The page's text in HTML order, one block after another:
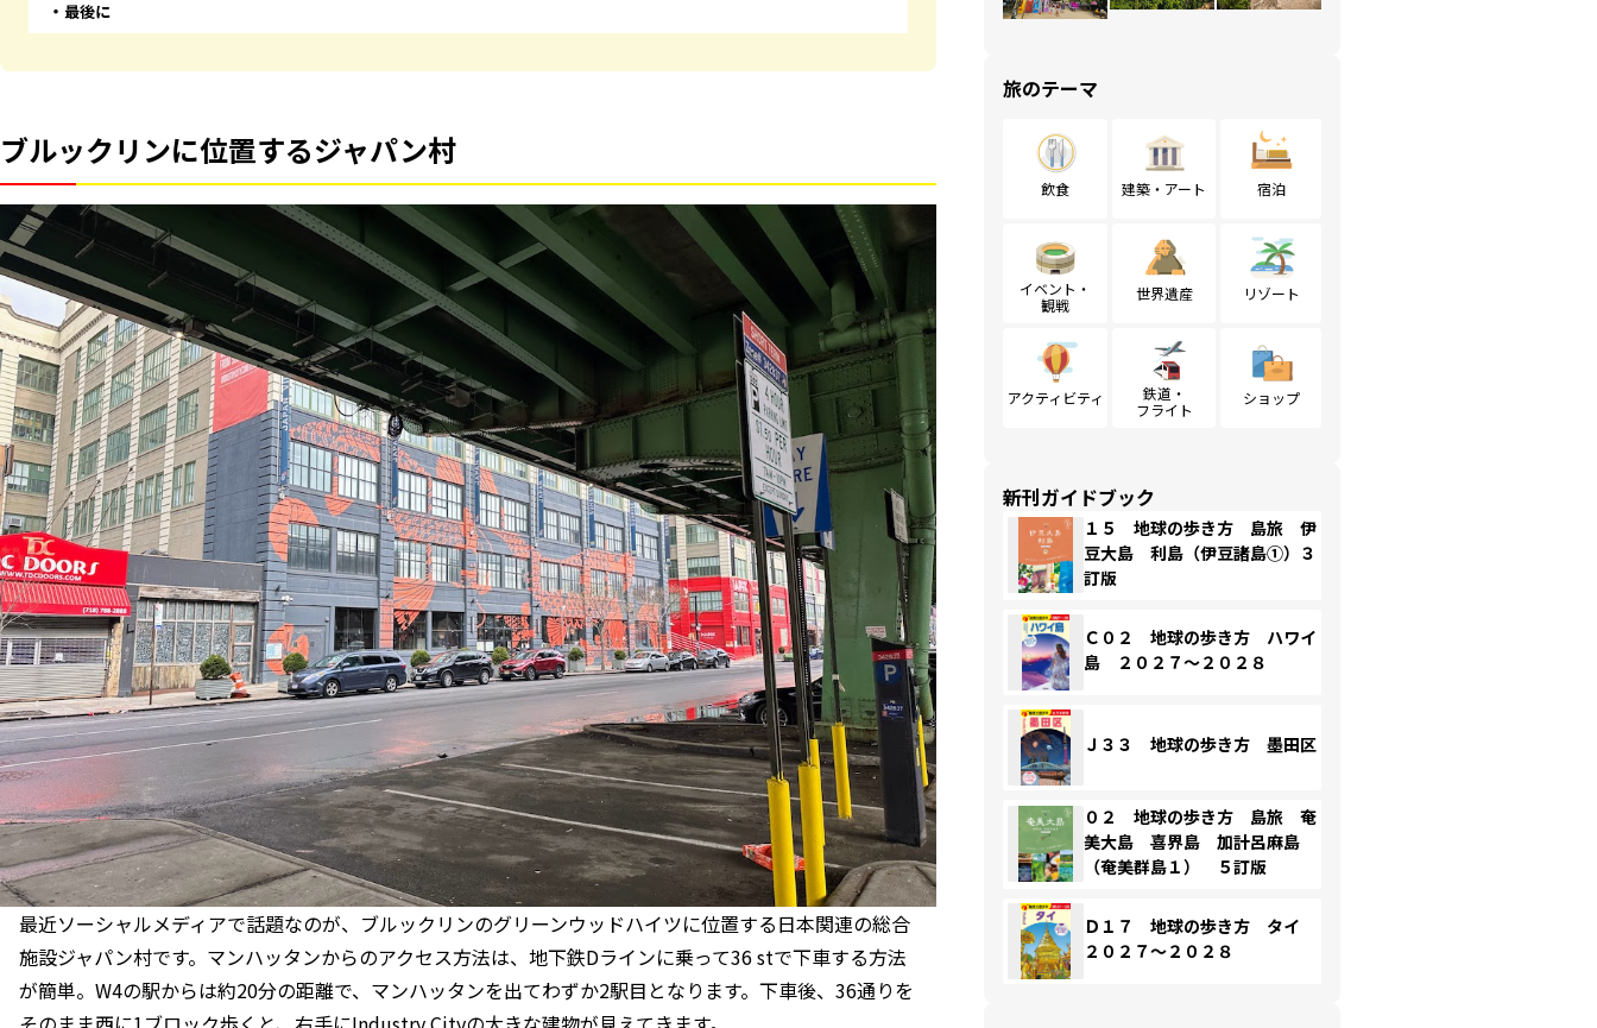
最後に
ブルックリンに位置するジャパン村
最近ソーシャルメディアで話題なのが、ブルックリンのグリーンウッドハイツに位置する日本関連の総合
施設ジャパン村です。マンハッタンからのアクセス方法は、地下鉄Dラインに乗って36 stで下車する方法
が簡単。W4の駅からは約20分の距離で、マンハッタンを出てわずか2駅目となります。下車後、36通りを
旅のテーマ
飲食 建築・アート 宿泊
イベント・
観戦
世界遺産 リゾート
アクティビティ
鉄道・
フライト
ショップ
新刊ガイドブック
１５ 地球の歩き方 島旅 伊
豆大島 利島（伊豆諸島①）３
訂版
Ｃ０２ 地球の歩き方 ハワイ
島 ２０２７～２０２８
Ｊ３３ 地球の歩き方 墨田区
０２ 地球の歩き方 島旅 奄
美大島 喜界島 加計呂麻島
（奄美群島１） ５訂版
Ｄ１７ 地球の歩き方 タイ
２０２７～２０２８